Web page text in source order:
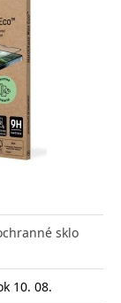
sklo
10. 08.